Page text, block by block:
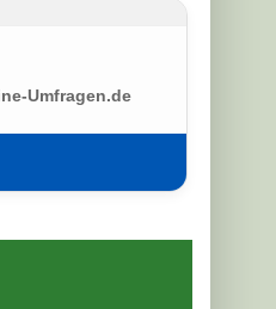
Umfragen.de